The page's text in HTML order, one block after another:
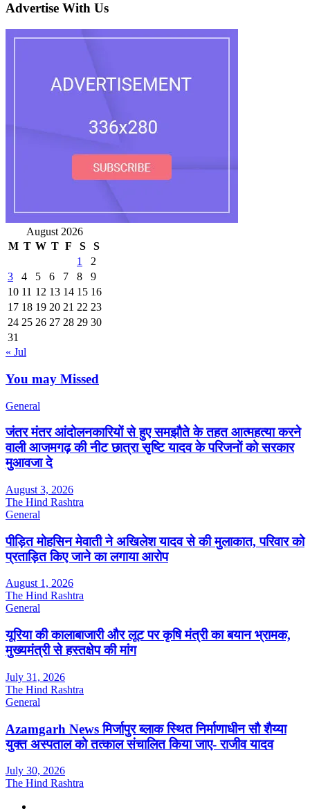
Advertise With Us
August 2026
M T W T F S
S
1
2
3
4 5 6 7 8
9
10 11 12 13 14 15 16
17 18 19 20 21 22 23
24 25 26 27 28 29 30
31
« Jul
You may Missed
General
जंतर मंतर आंदोलनकारियों से हुए समझौते के तहत आत्महत्या करने
वाली आजमगढ़ की नीट छात्रा सृष्टि यादव के परिजनों को सरकार
मुआवजा दे
August 3, 2026
The Hind Rashtra
General
पीड़ित मोहसिन मेवाती ने अखिलेश यादव से की मुलाकात, परिवार को
प्रताड़ित किए जाने का लगाया आरोप
August 1, 2026
The Hind Rashtra
General
यूरिया की कालाबाजारी और लूट पर कृषि मंत्री का बयान भ्रामक,
मुख्यमंत्री से हस्तक्षेप की मांग
July 31, 2026
The Hind Rashtra
General
Azamgarh News मिर्जापुर ब्लाक स्थित निर्माणाधीन सौ शैय्या
युक्त अस्पताल को तत्काल संचालित किया जाए- राजीव यादव
July 30, 2026
The Hind Rashtra